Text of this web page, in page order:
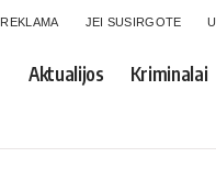
REKLAMA JEI SUSIRGOTE
Aktualijos Kriminalai